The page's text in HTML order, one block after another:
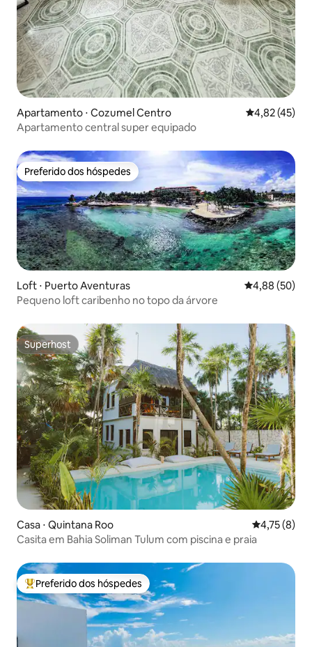
Apartamento ⋅ Cozumel Centro 4,82 de uma
4,82 (45)
Apartamento central super equipado
Preferido dos hóspedes
Preferido dos hóspedes
Loft ⋅ Puerto Aventuras 4,88 de uma
4,88 (50)
Pequeno loft caribenho no topo da árvore
Superhost
Superhost
Casa ⋅ Quintana Roo 4,75 de
4,75 (8)
Casita em Bahia Soliman Tulum com piscina e praia
Entre os melhores preferidos dos hóspedes
Preferido dos hóspedes